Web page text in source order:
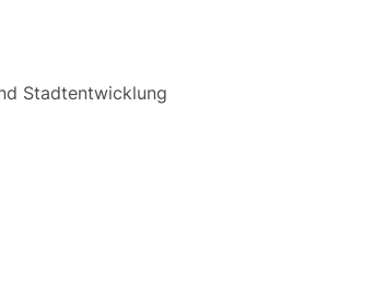
Stadtentwicklung